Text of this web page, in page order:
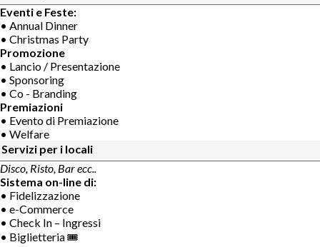
Eventi e Feste:
• Annual Dinner
• Christmas Party
Promozione
• Lancio / Presentazione
• Sponsoring
• Co - Branding
Premiazioni
• Evento di Premiazione
• Welfare
Servizi per i locali
Disco, Risto, Bar ecc..
Sistema on-line di:
• Fidelizzazione
• e-Commerce
• Check In – Ingressi
• Biglietteria 🎟